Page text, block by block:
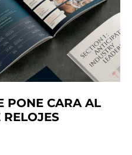
PONE CARA AL
RELOJES